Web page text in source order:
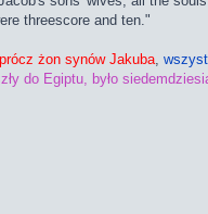
threescore and ten."
żon synów Jakuba,
do Egiptu, było